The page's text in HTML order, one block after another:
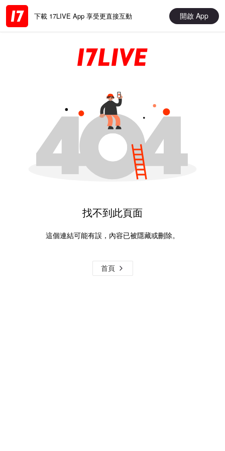
下載 17LIVE App 享受更直接互動 開啟 App
找不到此頁面
這個連結可能有誤，內容已被隱藏或刪除。
首頁